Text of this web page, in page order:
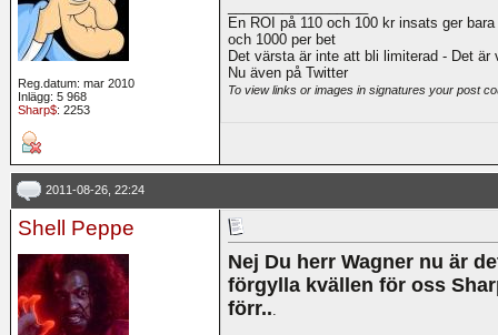
Reg.datum: mar 2010
Inlägg: 5 968
Sharp$: 2253
En ROI på 110 och 100 kr insats ger
och 1000 per bet
Det värsta är inte att bli limiterad - Det är
Nu även på Twitter
To view links or images in signatures your post
2011-08-26, 22:24
Shell Peppe
Nej Du herr Wagner nu är
förgylla kvällen för oss
förr...